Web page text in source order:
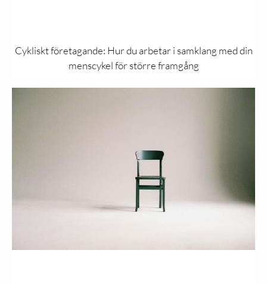
Cykliskt företagande: Hur du arbetar i samklang med din
menscykel för större framgång